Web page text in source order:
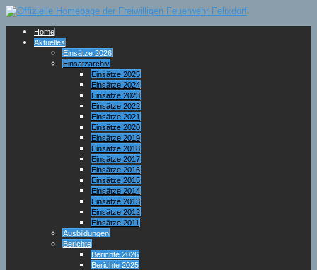
Home
Aktuelles
Einsätze 2026
Einsatzarchiv
Einsätze 2025
Einsätze 2024
Einsätze 2023
Einsätze 2022
Einsätze 2021
Einsätze 2020
Einsätze 2019
Einsätze 2018
Einsätze 2017
Einsätze 2016
Einsätze 2015
Einsätze 2014
Einsätze 2013
Einsätze 2012
Einsätze 2011
Ausbildungen
Berichte
Berichte 2026
Berichte 2025